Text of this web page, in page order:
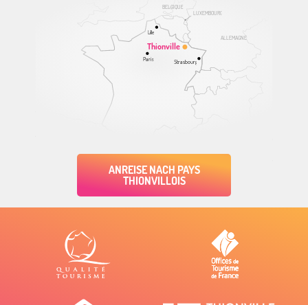
ALLEMAGNE
BELGIQUE
LUXEMBOURG
Thionville
Lille
Paris Strasbourg
ANREISE NACH PAYS
THIONVILLOIS